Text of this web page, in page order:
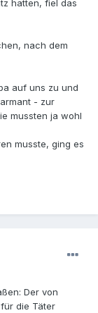
hatten, fiel das
nach dem
auf uns zu und
- zur
mussten ja wohl
musste, ging es
Der von
die Täter